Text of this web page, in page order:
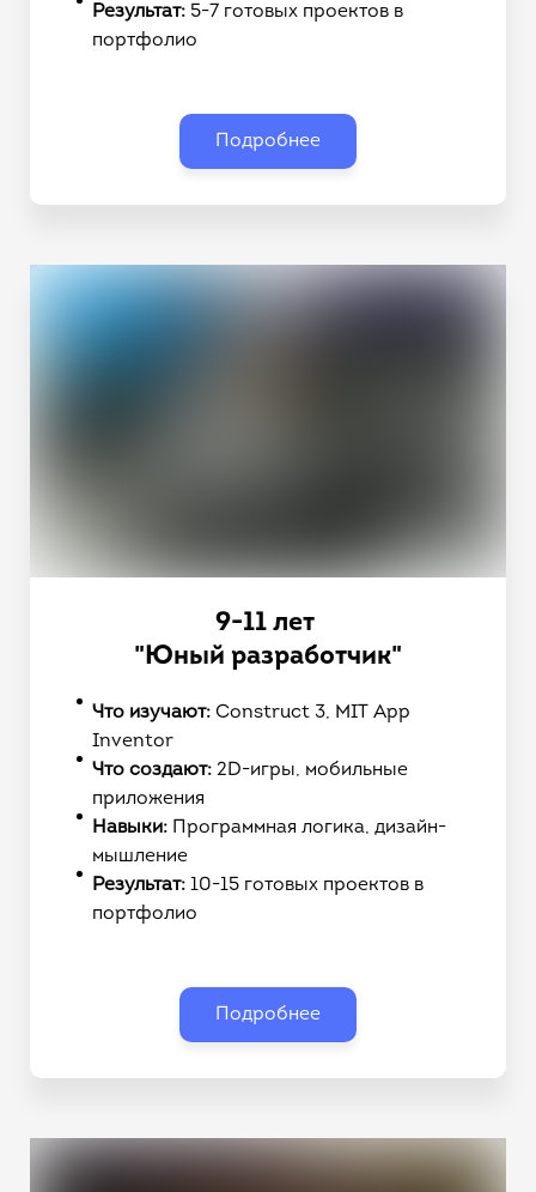
Результат: 5-7 готовых проектов в
портфолио
Подробнее
9-11 лет
"Юный разработчик"
Что изучают: Construct 3, MIT App
Inventor
Что создают: 2D-игры, мобильные
приложения
Навыки: Программная логика, дизайн-
мышление
Результат: 10-15 готовых проектов в
портфолио
Подробнее